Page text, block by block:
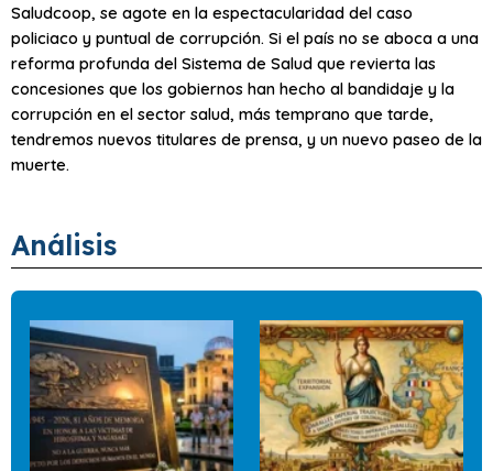
Saludcoop, se agote en la espectacularidad del caso
policiaco y puntual de corrupción. Si el país no se aboca a una
reforma profunda del Sistema de Salud que revierta las
concesiones que los gobiernos han hecho al bandidaje y la
corrupción en el sector salud, más temprano que tarde,
tendremos nuevos titulares de prensa, y un nuevo paseo de la
muerte.
Análisis